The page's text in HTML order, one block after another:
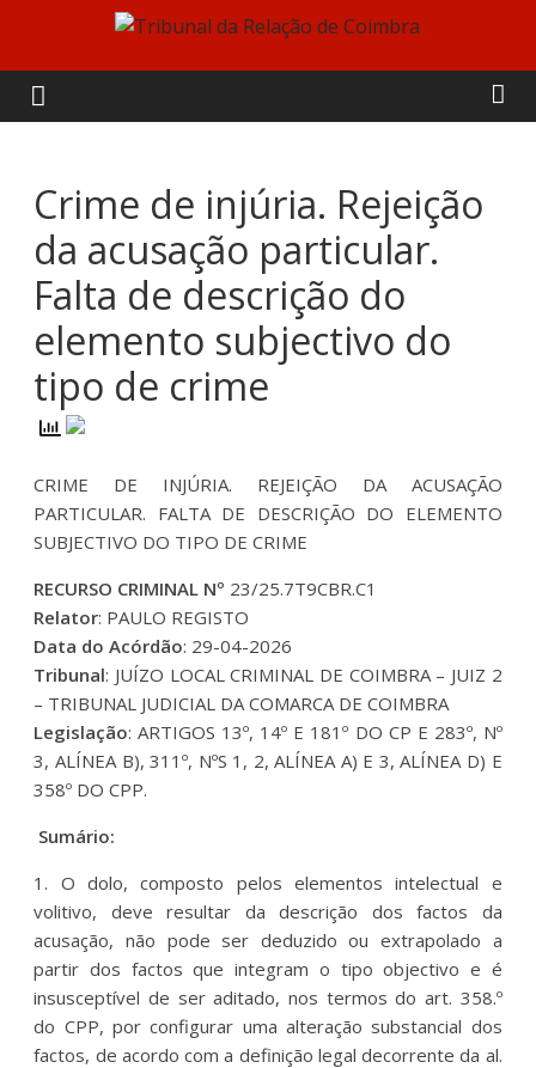
content
Tribunal
da
Relação
de
Coimbra
Crime de injúria. Rejeição
da acusação particular.
Falta de descrição do
elemento subjectivo do
tipo de crime
CRIME DE INJÚRIA. REJEIÇÃO DA ACUSAÇÃO
PARTICULAR. FALTA DE DESCRIÇÃO DO ELEMENTO
SUBJECTIVO DO TIPO DE CRIME
RECURSO CRIMINAL Nº 23/25.7T9CBR.C1
Relator: PAULO REGISTO
Data do Acórdão: 29-04-2026
Tribunal: JUÍZO LOCAL CRIMINAL DE COIMBRA – JUIZ 2
– TRIBUNAL JUDICIAL DA COMARCA DE COIMBRA
Legislação: ARTIGOS 13º, 14º E 181º DO CP E 283º, Nº
3, ALÍNEA B), 311º, NºS 1, 2, ALÍNEA A) E 3, ALÍNEA D) E
358º DO CPP.
Sumário:
1. O dolo, composto pelos elementos intelectual e
volitivo, deve resultar da descrição dos factos da
acusação, não pode ser deduzido ou extrapolado a
partir dos factos que integram o tipo objectivo e é
insusceptível de ser aditado, nos termos do art. 358.º
do CPP, por configurar uma alteração substancial dos
factos, de acordo com a definição legal decorrente da al.